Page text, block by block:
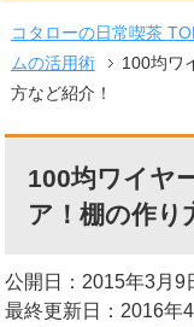
コタローの日常喫茶
ムの活用術
100均ワ
方など紹介！
100均ワイヤ
ア！棚の作り
公開日：2015年3月9
最終更新日：2016年